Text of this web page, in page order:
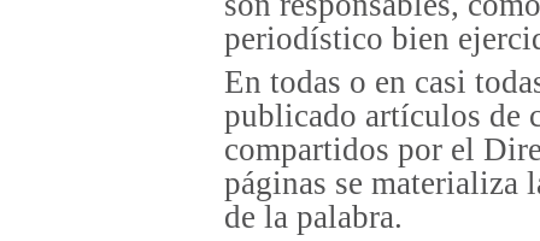
periodístico bien
En todas o en casi
publicado artículos de
compartidos por el
páginas se materializa
de la palabra.